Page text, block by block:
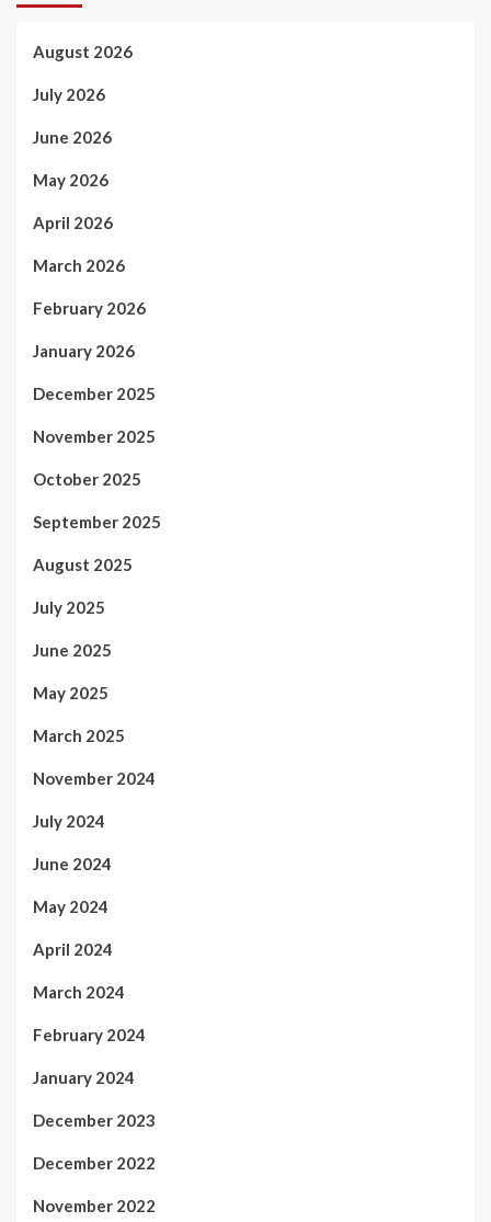
August 2026
July 2026
June 2026
May 2026
April 2026
March 2026
February 2026
January 2026
December 2025
November 2025
October 2025
September 2025
August 2025
July 2025
June 2025
May 2025
March 2025
November 2024
July 2024
June 2024
May 2024
April 2024
March 2024
February 2024
January 2024
December 2023
December 2022
November 2022